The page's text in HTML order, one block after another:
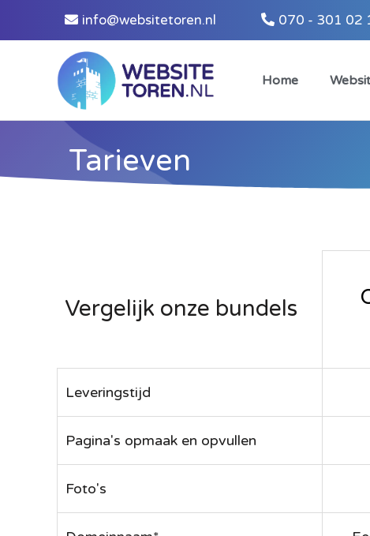
info@websitetoren.nl 070 - 301 02
Home
Tarieven
Vergelijk onze bundels
Leveringstijd
Pagina's opmaak en opvullen
Foto's